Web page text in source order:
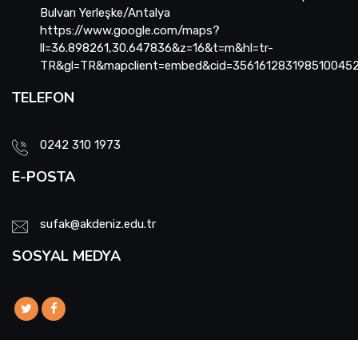
Bulvarı Yerleşke/Antalya
https://www.google.com/maps?
ll=36.898261,30.647836&z=16&t=m&hl=tr-
TELEFON
0242 310 1973
E-POSTA
sufak@akdeniz.edu.tr
SOSYAL MEDYA